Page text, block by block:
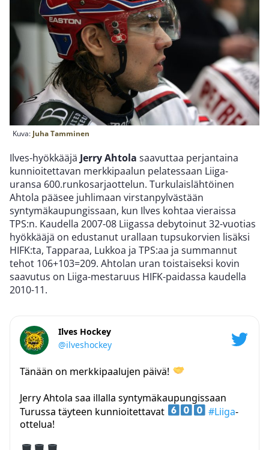
Kuva: Juha Tamminen
Ilves-hyökkääjä Jerry Ahtola saavuttaa perjantaina
kunnioitettavan merkkipaalun pelatessaan Liiga-
uransa 600.runkosarjaottelun. Turkulaislähtöinen
Ahtola pääsee juhlimaan virstanpylvästään
syntymäkaupungissaan, kun Ilves kohtaa vieraissa
TPS:n. Kaudella 2007-08 Liigassa debytoinut 32-vuotias
hyökkääjä on edustanut urallaan tupsukorvien lisäksi
HIFK:ta, Tapparaa, Lukkoa ja TPS:aa ja summannut
tehot 106+103=209. Ahtolan uran toistaiseksi kovin
saavutus on Liiga-mestaruus HIFK-paidassa kaudella
2010-11.
Ilves Hockey
@ilveshockey
Tänään on merkkipaalujen päivä!
Jerry Ahtola saa illalla syntymäkaupungissaan
Turussa täyteen kunnioitettavat
#Liiga-
ottelua!